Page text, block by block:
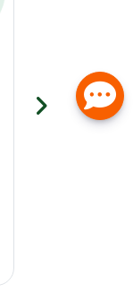
Sin Stock